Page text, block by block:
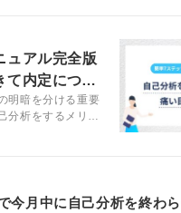
十分だと、会社ごとに言うこ
わせようとして嘘をついてしま
ます。
、一貫性のあるアピールをす
職活動の根本となります。自
ュアル完全版
て内定につな
説
明暗を分ける重要
分析をするメリッ
り方、注意点など
今月中に自己分析を終わ